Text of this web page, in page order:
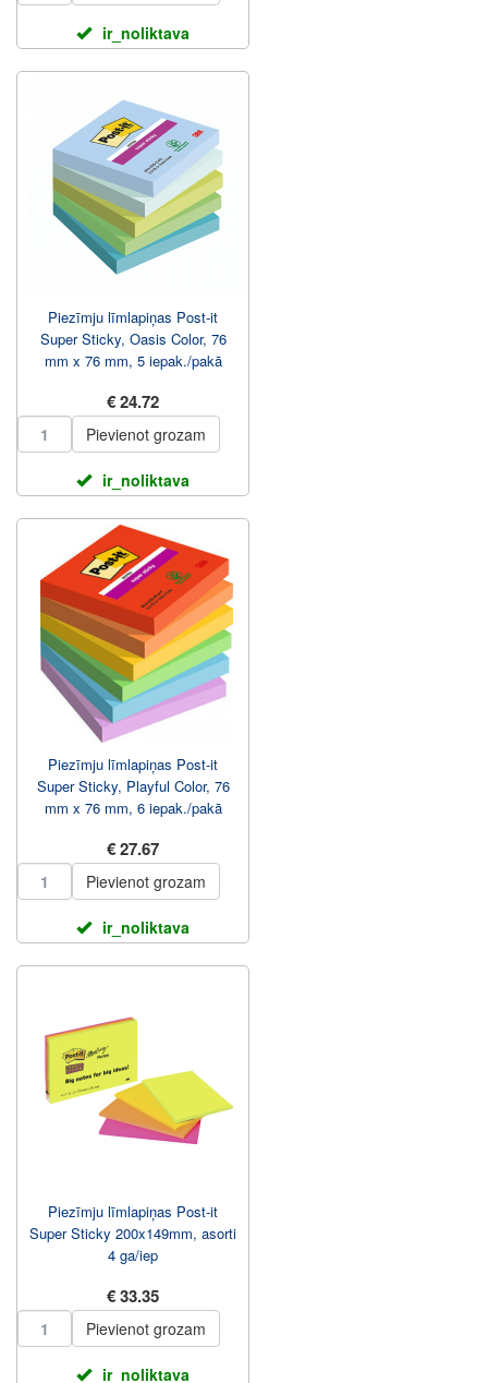
ir_noliktava
Piezīmju līmlapiņas Post-it
Super Sticky, Oasis Color, 76
mm x 76 mm, 5 iepak./pakā
€ 24.72
Pievienot grozam
ir_noliktava
Piezīmju līmlapiņas Post-it
Super Sticky, Playful Color, 76
mm x 76 mm, 6 iepak./pakā
€ 27.67
Pievienot grozam
ir_noliktava
Piezīmju līmlapiņas Post-it
Super Sticky 200x149mm, asorti
4 ga/iep
€ 33.35
Pievienot grozam
ir_noliktava